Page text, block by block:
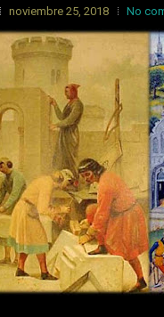
noviembre 25, 2018 No